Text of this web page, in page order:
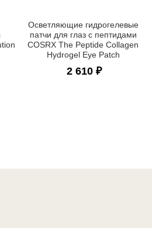
Осветляющие гидрогелевые
патчи для глаз с пептидами
COSRX The Peptide Collagen
Hydrogel Eye Patch
2 610 ₽